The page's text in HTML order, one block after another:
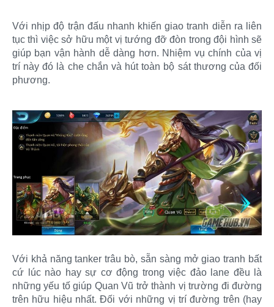
Với nhịp độ trận đấu nhanh khiến giao tranh diễn ra liên
tục thì việc sở hữu một vị tướng đỡ đòn trong đội hình sẽ
giúp bạn vận hành dễ dàng hơn. Nhiệm vụ chính của vị
trí này đó là che chắn và hút toàn bộ sát thương của đối
phương.
Với khả năng tanker trâu bò, sẵn sàng mở giao tranh bất
cứ lúc nào hay sự cơ động trong việc đảo lane đều là
những yếu tố giúp Quan Vũ trở thành vị trường đi đường
trên hữu hiệu nhất. Đối với những vị trí đường trên (hay